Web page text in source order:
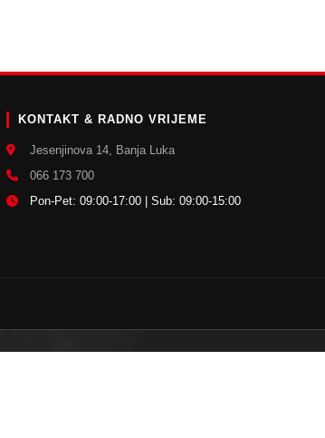
KONTAKT & RADNO VRIJEME
Jesenjinova 14, Banja Luka
066 173 700
Pon-Pet: 09:00-17:00 | Sub: 09:00-15:00